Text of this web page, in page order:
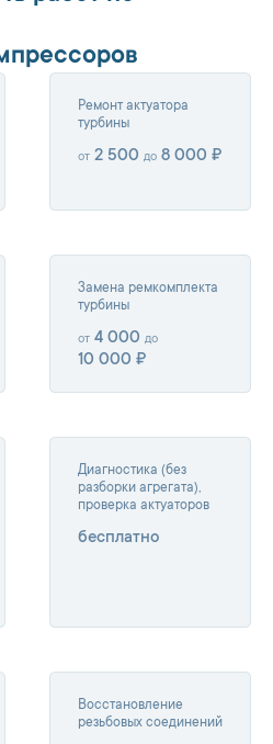
Ремонт актуатора
турбины
от 2 500 до 8 000 ₽
Замена ремкомплекта
турбины
от 4 000 до
10 000 ₽
Диагностика (без
разборки агрегата),
проверка актуаторов
бесплатно
Восстановление
резьбовых соединений